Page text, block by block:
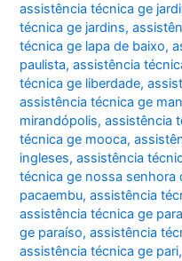
assistência técnica ge
técnica ge jardins,
técnica ge lapa de baixo,
paulista,assistência
técnica ge liberdade,
assistência técnica ge
mirandópolis,assistência
técnica ge mooca,
ingleses,assistência
técnica ge nossa senhora
pacaembu,assistência
assistência técnica ge
ge paraíso,assistência
assistência técnica ge pari